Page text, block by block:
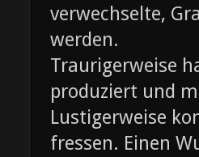
verwechselte,
werden.
Traurigerweise
produziert und
Lustigerweise
fressen. Einen